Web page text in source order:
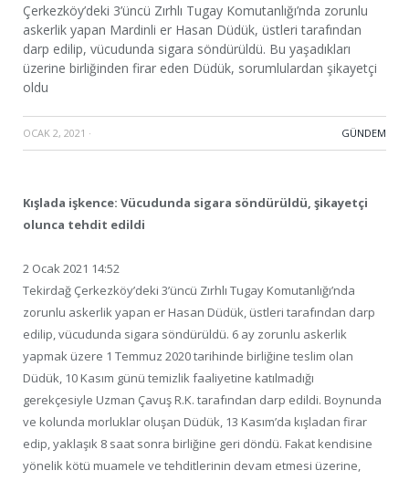
Çerkezköy’deki 3’üncü Zırhlı Tugay Komutanlığı’nda zorunlu
askerlik yapan Mardinli er Hasan Düdük, üstleri tarafından
darp edilip, vücudunda sigara söndürüldü. Bu yaşadıkları
üzerine birliğinden firar eden Düdük, sorumlulardan şikayetçi
oldu
OCAK 2, 2021 · GÜNDEM
Kışlada işkence: Vücudunda sigara söndürüldü, şikayetçi
olunca tehdit edildi
2 Ocak 2021 14:52
Tekirdağ Çerkezköy’deki 3’üncü Zırhlı Tugay Komutanlığı’nda
zorunlu askerlik yapan er Hasan Düdük, üstleri tarafından darp
edilip, vücudunda sigara söndürüldü. 6 ay zorunlu askerlik
yapmak üzere 1 Temmuz 2020 tarihinde birliğine teslim olan
Düdük, 10 Kasım günü temizlik faaliyetine katılmadığı
gerekçesiyle Uzman Çavuş R.K. tarafından darp edildi. Boynunda
ve kolunda morluklar oluşan Düdük, 13 Kasım’da kışladan firar
edip, yaklaşık 8 saat sonra birliğine geri döndü. Fakat kendisine
yönelik kötü muamele ve tehditlerinin devam etmesi üzerine,